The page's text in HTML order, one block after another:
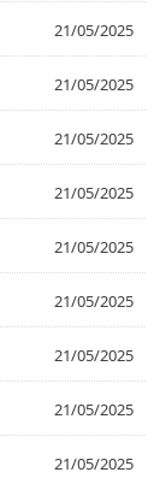
21/05/2025
21/05/2025
21/05/2025
21/05/2025
21/05/2025
21/05/2025
21/05/2025
21/05/2025
21/05/2025